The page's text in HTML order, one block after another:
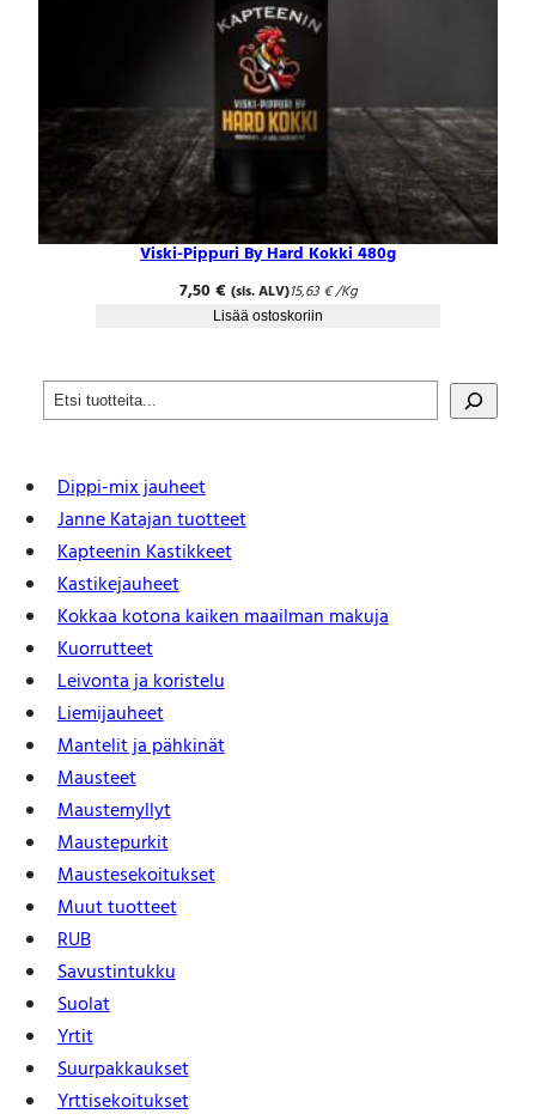
e
Dippi-mix jauheet
Janne Katajan tuotteet
Kapteenin Kastikkeet
Kastike­jauheet
Kokkaa kotona kaiken maailman makuja
Kuorrutteet
Leivonta ja koristelu
Liemijauheet
Mantelit ja pähkinät
Mausteet
Maustemyllyt
Maustepurkit
Mauste­sekoitukset
Muut tuotteet
RUB
Savustintukku
Suolat
Yrtit
Suur­pakkaukset
Yrtti­sekoitukset
Viski-Pippuri By Hard Kokki 480g
7,50€ (sis. ALV)15,63€/Kg
Lisää ostoskoriin